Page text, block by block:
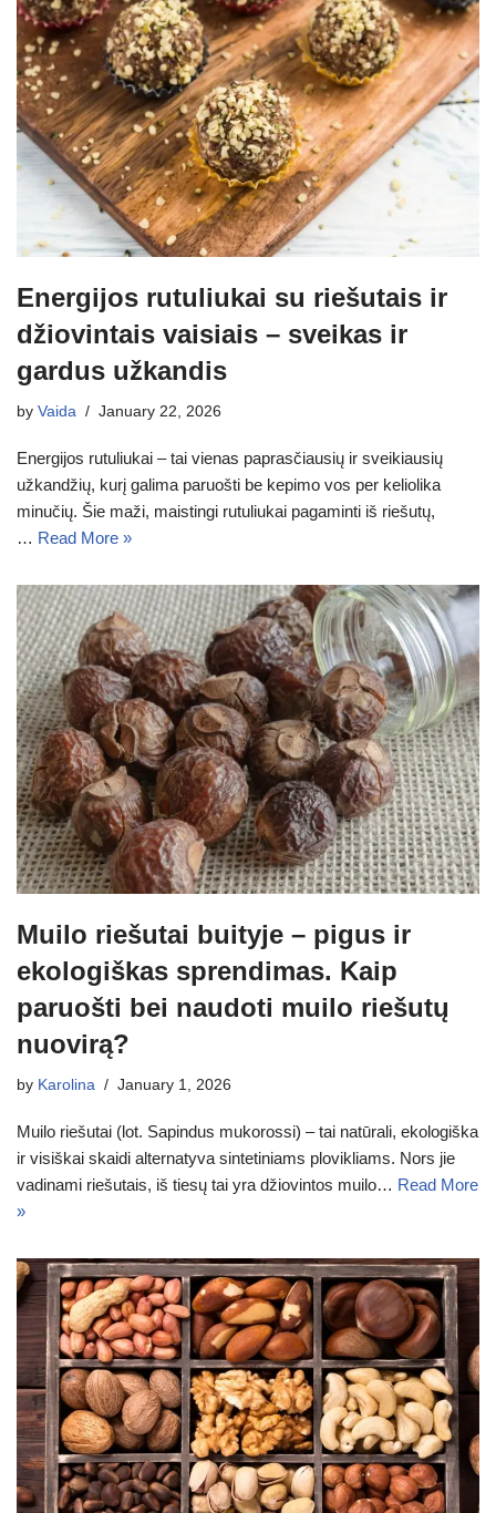
Energijos rutuliukai su riešutais ir
džiovintais vaisiais – sveikas ir
gardus užkandis
by Vaida January 22, 2026
Energijos rutuliukai – tai vienas paprasčiausių ir sveikiausių
užkandžių, kurį galima paruošti be kepimo vos per keliolika
minučių. Šie maži, maistingi rutuliukai pagaminti iš riešutų,
… Read More »
Muilo riešutai buityje – pigus ir
ekologiškas sprendimas. Kaip
paruošti bei naudoti muilo riešutų
nuovirą?
by Karolina January 1, 2026
Muilo riešutai (lot. Sapindus mukorossi) – tai natūrali, ekologiška
ir visiškai skaidi alternatyva sintetiniams plovikliams. Nors jie
vadinami riešutais, iš tiesų tai yra džiovintos muilo… Read More
»